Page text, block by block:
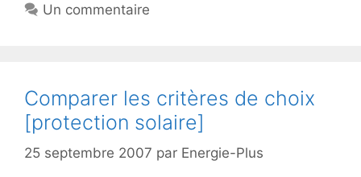
Un commentaire
Comparer les critères de choix
[protection solaire]
25 septembre 2007 par Energie-Plus